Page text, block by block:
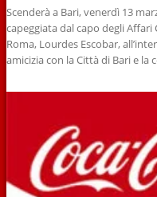
Scenderà a Bari, venerdì 13
capeggiata dal capo degli Affari
Roma, Lourdes Escobar,
amicizia con la Città di Bari e la